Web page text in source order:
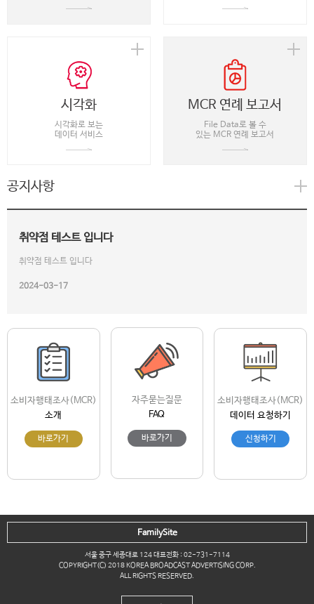
시각화
시각화로 보는
데이터 서비스
MCR 연례 보고서
File Data로 볼 수
있는 MCR 연례 보고서
공지사항
취약점 테스트 입니다
취약점 테스트 입니다
2024-03-17
소비자행태조사(MCR)
소개
바로가기
자주묻는질문
FAQ
바로가기
소비자행태조사(MCR)
데이터 요청하기
신청하기
서울 중구 세종대로 124 대표전화 : 02-731-7114
COPYRIGHT(C) 2018 KOREA BROADCAST ADVERTISING CORP.
ALL RIGHTS RESERVED.
FamilySite